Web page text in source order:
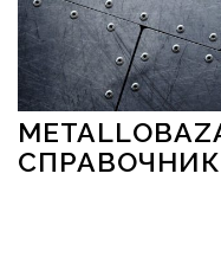
Перейти к содержимому